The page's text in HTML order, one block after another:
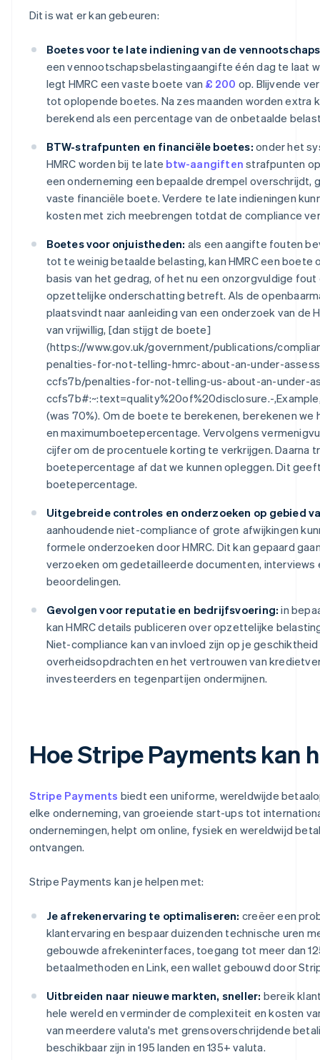
Dit is wat er kan gebeuren:
Boetes voor te late indiening van de
een vennootschapsbelastingaangifte één dag te laat
legt HMRC een vaste boete van £ 200 op. Blijvende
tot oplopende boetes. Na zes maanden worden extra
berekend als een percentage van de onbetaalde
BTW-strafpunten en financiële boetes: onder het
HMRC worden bij te late btw-aangiften strafpunten
een onderneming een bepaalde drempel overschrijdt,
vaste financiële boete. Verdere te late indieningen
kosten met zich meebrengen totdat de compliance
Boetes voor onjuistheden: als een aangifte fouten
tot te weinig betaalde belasting, kan HMRC een boete
basis van het gedrag, of het nu een onzorgvuldige fout
opzettelijke onderschatting betreft. Als de
plaatsvindt naar aanleiding van een onderzoek van de
van vrijwillig, [dan stijgt de boete]
(https://www.gov.uk/government/publications/
penalties-for-not-telling-hmrc-about-an-under-
ccfs7b/penalties-for-not-telling-us-about-an-under-
ccfs7b#:~:text=quality%20of%20disclosure.-
(was 70%). Om de boete te berekenen, berekenen we
en maximumboetepercentage. Vervolgens
cijfer om de procentuele korting te verkrijgen. Daarna
boetepercentage af dat we kunnen opleggen. Dit
boetepercentage.
Uitgebreide controles en onderzoeken op gebied
aanhoudende niet-compliance of grote afwijkingen
formele onderzoeken door HMRC. Dit kan gepaard
verzoeken om gedetailleerde documenten, interviews
beoordelingen.
Gevolgen voor reputatie en bedrijfsvoering: in
kan HMRC details publiceren over opzettelijke
Niet-compliance kan van invloed zijn op je
overheidsopdrachten en het vertrouwen van
investeerders en tegenpartijen ondermijnen.
Hoe Stripe Payments kan
Stripe Payments biedt een uniforme, wereldwijde
elke onderneming, van groeiende start-ups tot
ondernemingen, helpt om online, fysiek en wereldwijd
ontvangen.
Stripe Payments kan je helpen met:
Je afrekenervaring te optimaliseren: creëer een
klantervaring en bespaar duizenden technische uren
gebouwde afrekeninterfaces, toegang tot meer dan
betaalmethoden en Link, een wallet gebouwd door
Uitbreiden naar nieuwe markten, sneller: bereik
hele wereld en verminder de complexiteit en kosten
van meerdere valuta's met grensoverschrijdende
beschikbaar zijn in 195 landen en 135+ valuta.